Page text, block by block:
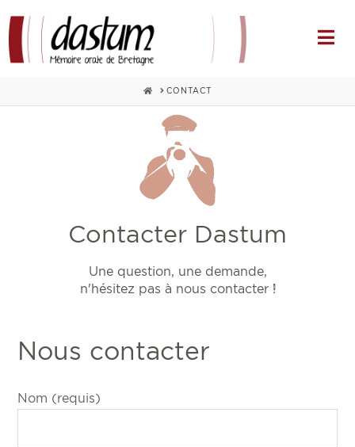
HOMECONTACT
Contacter Dastum
Une question, une demande,
n'hésitez pas à nous contacter !
Nous contacter
Nom (requis)